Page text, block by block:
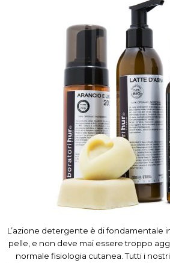
L’azione detergente è di fondamentale
pelle, e non deve mai essere troppo
normale fisiologia cutanea. Tutti i